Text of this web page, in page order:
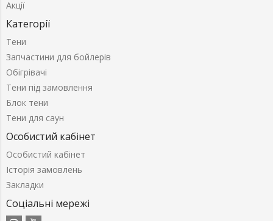
Акції
Категорії
Тени
Запчастини для бойлерів
Обігрівачі
Тени під замовлення
Блок тени
Тени для саун
Особистий кабінет
Особистий кабінет
Історія замовлень
Закладки
Соціальні мережі